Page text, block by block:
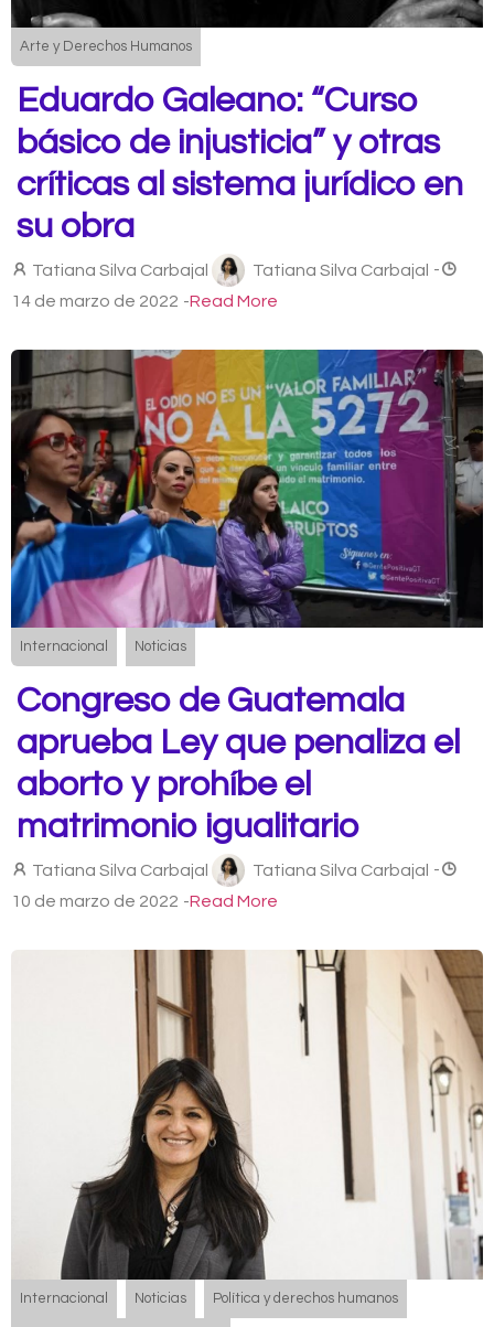
Arte y Derechos Humanos
Eduardo Galeano: “Curso
básico de injusticia” y otras
críticas al sistema jurídico en
su obra
Tatiana Silva Carbajal Tatiana Silva Carbajal -
14 de marzo de 2022 -Read More
Internacional Noticias
Congreso de Guatemala
aprueba Ley que penaliza el
aborto y prohíbe el
matrimonio igualitario
Tatiana Silva Carbajal Tatiana Silva Carbajal -
10 de marzo de 2022 -Read More
Internacional Noticias Política y derechos humanos